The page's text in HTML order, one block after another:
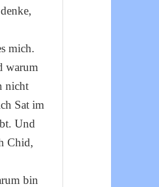
mich.
warum
nicht
Sat im
Und
Chid,
bin